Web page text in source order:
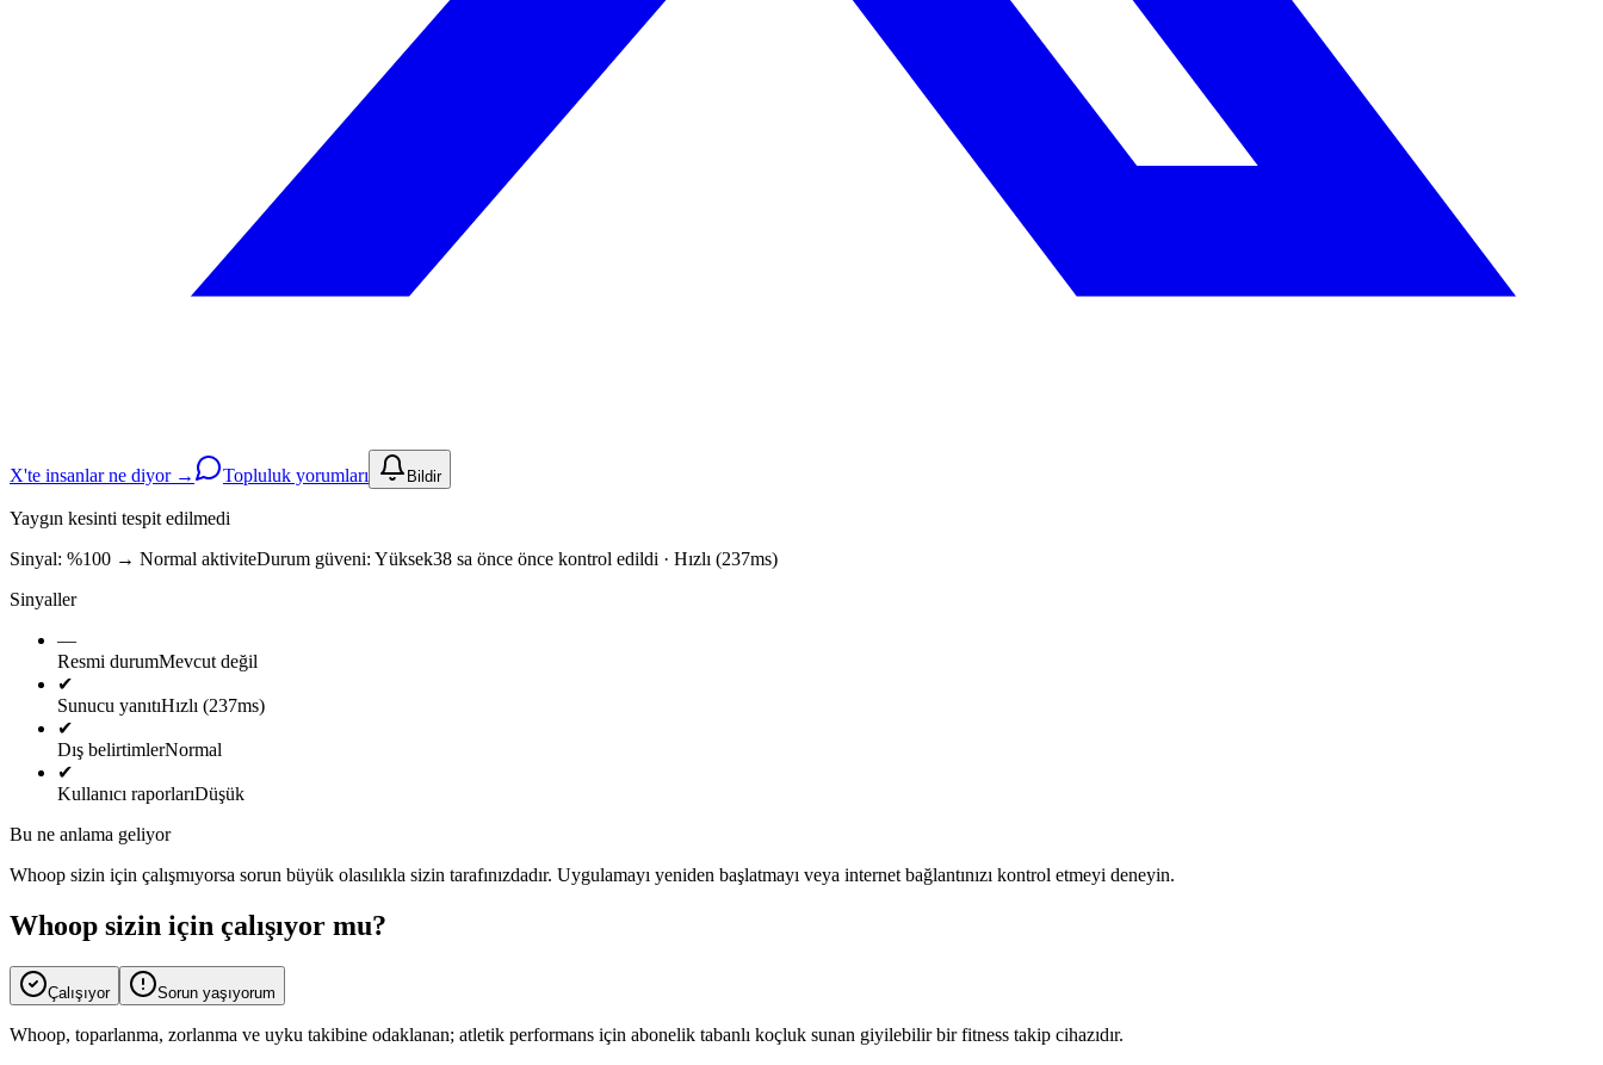
X'te insanlar ne diyor → Topluluk yorumları Bildir
Yaygın kesinti tespit edilmedi
Sinyal: %100 → Normal aktiviteDurum güveni: Yüksek38 sa önce önce kontrol edildi · Hızlı (237ms)
Sinyaller
—
Resmi durumMevcut değil
✔
Sunucu yanıtıHızlı (237ms)
✔
Dış belirtimlerNormal
✔
Kullanıcı raporlarıDüşük
Bu ne anlama geliyor
Whoop sizin için çalışmıyorsa sorun büyük olasılıkla sizin tarafınızdadır. Uygulamayı yeniden başlatmayı veya internet bağlantınızı kontrol etmeyi deneyin.
Whoop sizin için çalışıyor mu?
Çalışıyor Sorun yaşıyorum
Whoop, toparlanma, zorlanma ve uyku takibine odaklanan; atletik performans için abonelik tabanlı koçluk sunan giyilebilir bir fitness takip cihazıdır.